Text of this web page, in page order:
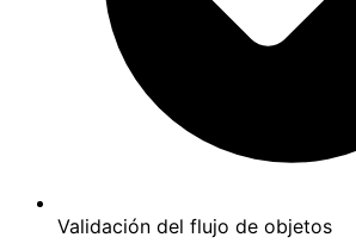
Validación del flujo de objetos